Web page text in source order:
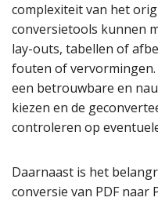
complexiteit van het
conversietools kunnen
lay-outs, tabellen of
fouten of
een betrouwbare en
kiezen en de
controleren op
Daarnaast is het
conversie van PDF naar